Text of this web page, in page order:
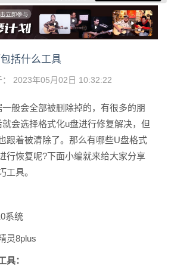
括什么工具
2023年05月02日 10:32:22
般会全部被删除掉的，有很多的朋
会选择格式化u盘进行修复解决，但
跟着被清除了。那么有哪些U盘格式
行恢复呢?下面小编就来给大家分享
工具。
系统
灵8plus
具：